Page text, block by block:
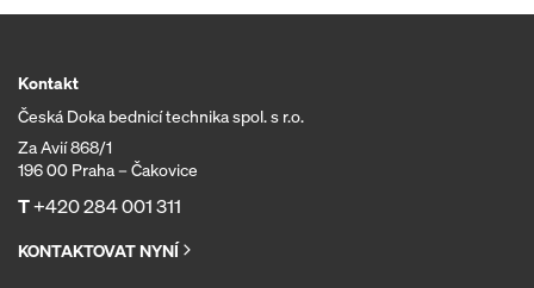
Kontakt
Česká Doka bednicí technika spol. s r.o.
Za Avií 868/1
196 00 Praha – Čakovice
T+420 284 001 311
KONTAKTOVAT NYNÍ